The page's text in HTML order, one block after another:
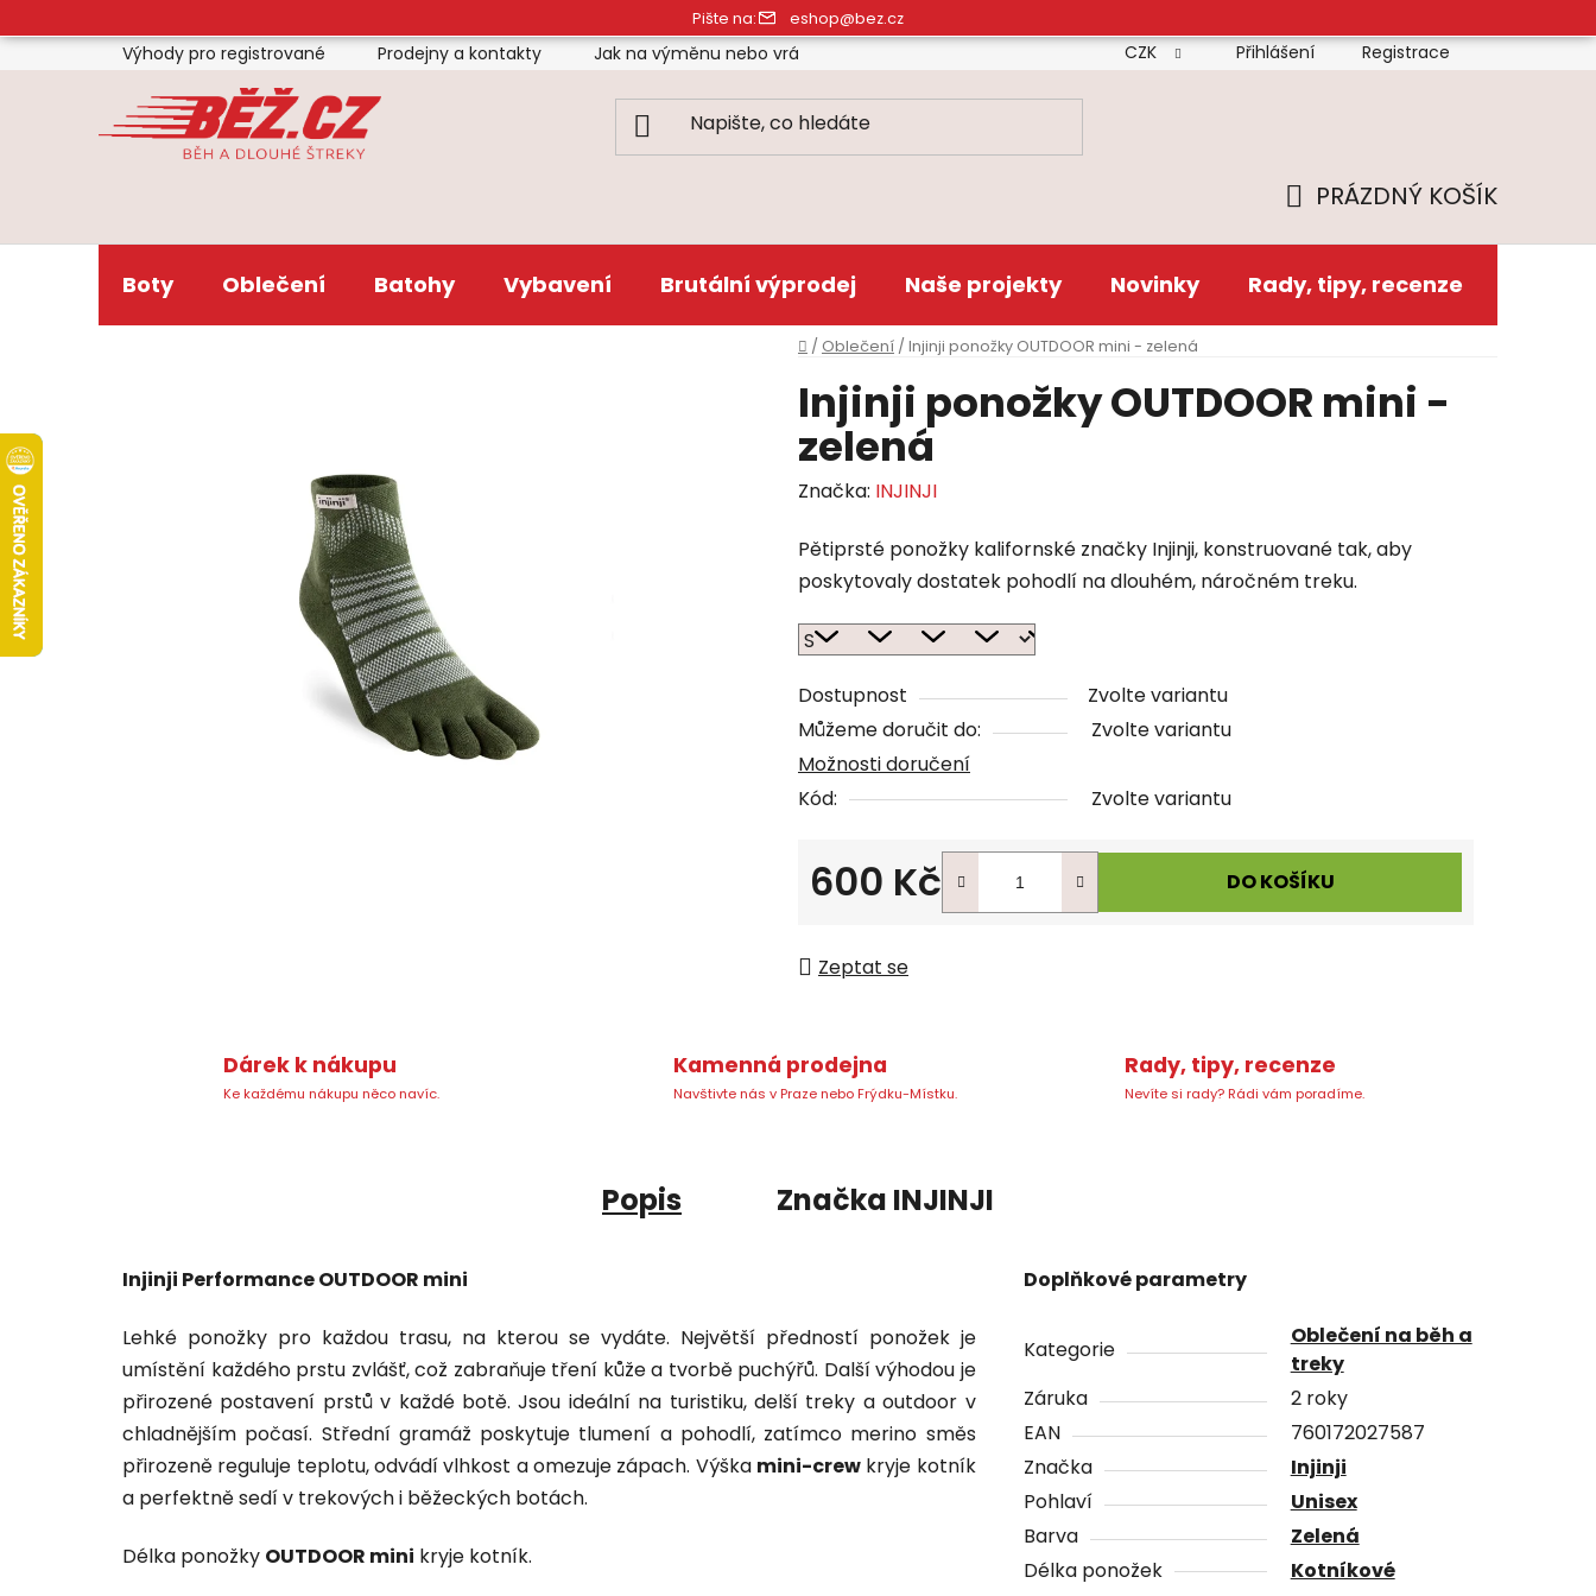
na
obsah
Pište na: eshop@bez.cz
Výhody pro registrované Prodejny a kontakty Jak na výměnu nebo vrácení zboží Doprava Platba Reklamační řád
CZK Přihlášení Registrace
KOŠÍK
PRÁZDNÝ KOŠÍK
Boty Oblečení Batohy Vybavení Brutální výprodej Naše projekty Novinky Rady, tipy, recenze
Domů
/ Oblečení / Injinji ponožky OUTDOOR mini - zelená
Injinji ponožky OUTDOOR mini -
zelená
Značka: INJINJI
Pětiprsté ponožky kalifornské značky Injinji, konstruované tak, aby
poskytovaly dostatek pohodlí na dlouhém, náročném treku.
Dostupnost
Zvolte variantu
Můžeme doručit do:
Zvolte variantu
Možnosti doručení
Kód:
Zvolte variantu
600 Kč DO KOŠÍKU
Zeptat se
Dárek k nákupu
Ke každému nákupu něco navíc.
Kamenná prodejna
Navštivte nás v Praze nebo Frýdku-Místku.
Rady, tipy, recenze
Nevíte si rady? Rádi vám poradíme.
Popis Značka INJINJI
Injinji Performance OUTDOOR mini
Lehké ponožky pro každou trasu, na kterou se vydáte. Největší předností ponožek je
umístění každého prstu zvlášť, což zabraňuje tření kůže a tvorbě puchýřů. Další výhodou je
přirozené postavení prstů v každé botě.Jsou ideální na turistiku, delší treky a outdoor v
chladnějším počasí. Střední gramáž poskytuje tlumení a pohodlí, zatímco merino směs
přirozeně reguluje teplotu, odvádí vlhkost a omezuje zápach. Výška mini-crew kryje kotník
a perfektně sedí v trekových i běžeckých botách.
Délka ponožky OUTDOOR mini kryje kotník.
Doplňkové parametry
Kategorie
Oblečení na běh a
treky
Záruka
2 roky
EAN
760172027587
Značka
Injinji
Pohlaví
Unisex
Barva
Zelená
Délka ponožek
Kotníkové